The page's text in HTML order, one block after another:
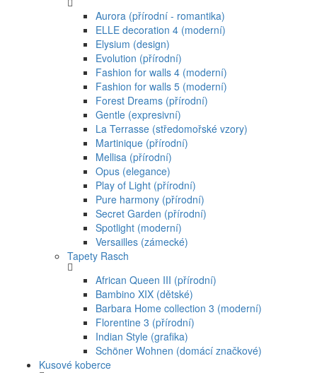
Aurora (přírodní - romantika)
ELLE decoration 4 (moderní)
Elysium (design)
Evolution (přírodní)
Fashion for walls 4 (moderní)
Fashion for walls 5 (moderní)
Forest Dreams (přírodní)
Gentle (expresivní)
La Terrasse (středomořské vzory)
Martinique (přírodní)
Mellisa (přírodní)
Opus (elegance)
Play of Light (přírodní)
Pure harmony (přírodní)
Secret Garden (přírodní)
Spotlight (moderní)
Versailles (zámecké)
Tapety Rasch
African Queen III (přírodní)
Bambino XIX (dětské)
Barbara Home collection 3 (moderní)
Florentine 3 (přírodní)
Indian Style (grafika)
Schöner Wohnen (domácí značkové)
Kusové koberce